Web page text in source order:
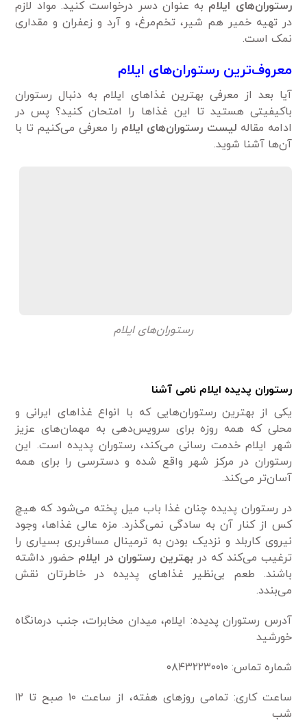
رستوران‌های ایلام به عنوان دسر درخواست کنید. مواد لازم
در تهیه خمیر هم شیر، تخم‌مرغ، و آرد و زعفران و مقداری
نمک است.
معروف‌ترین رستوران‌های ایلام
آیا بعد از معرفی بهترین غذاهای ایلام به دنبال رستوران
باکیفیتی هستید تا این غذاها را امتحان کنید؟ پس در
ادامه مقاله لیست رستوران‌های ایلام را معرفی می‌کنیم تا با
آن‌ها آشنا شوید.
رستوران‌های ایلام
رستوران پدیده ایلام نامی آشنا
یکی از بهترین رستوران‌هایی که با انواع غذا‌های ایرانی و
محلی که همه روزه برای سرویس‌دهی به مهمان‌های عزیز
شهر ایلام خدمت رسانی می‌کند، رستوران پدیده است. این
رستوران در مرکز شهر واقع شده و دسترسی را برای همه
آسان‌تر می‌کند.
در رستوران پدیده چنان غذا باب میل پخته می‌شود که هیچ
کس از کنار آن به سادگی نمی‌گذرد. مزه عالی غذا‌ها، وجود
نیروی کاربلد و نزدیک بودن به ترمینال مسافربری بسیاری را
ترغیب می‌کند که دربهترین رستوران در ایلام حضور داشته
باشند. طعم بی‌نظیر غذاهای پدیده در خاطرتان نقش
می‌بندد.
آدرس رستوران پدیده: ایلام، میدان مخابرات، جنب درمانگاه
خورشید
شماره تماس: ۰۸۴۳۲۲۳۰۰۱۰
ساعت کاری: تمامی روزهای هفته، از ساعت ۱۰ صبح تا ۱۲
شب